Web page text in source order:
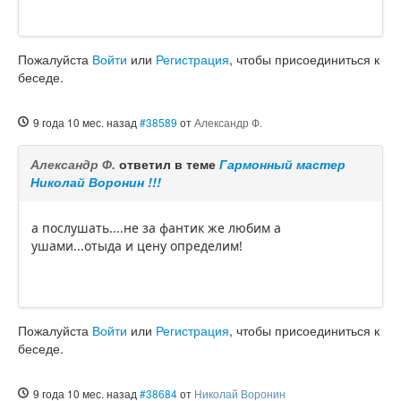
Пожалуйста Войти или Регистрация, чтобы присоединиться к
беседе.
9 года 10 мес. назад #38589 отАлександр Ф.
Александр Ф. ответил в теме Гармонный мастер
Николай Воронин !!!
а послушать....не за фантик же любим а
ушами...отыда и цену определим!
Пожалуйста Войти или Регистрация, чтобы присоединиться к
беседе.
9 года 10 мес. назад #38684от Николай Воронин